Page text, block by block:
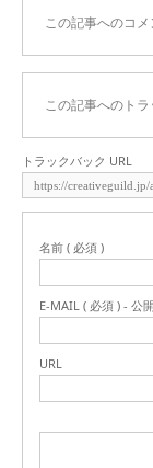
この記事へのコメ
この記事へのトラ
トラックバック URL
名前 ( 必須 )
E-MAIL ( 必須 ) - 公
URL